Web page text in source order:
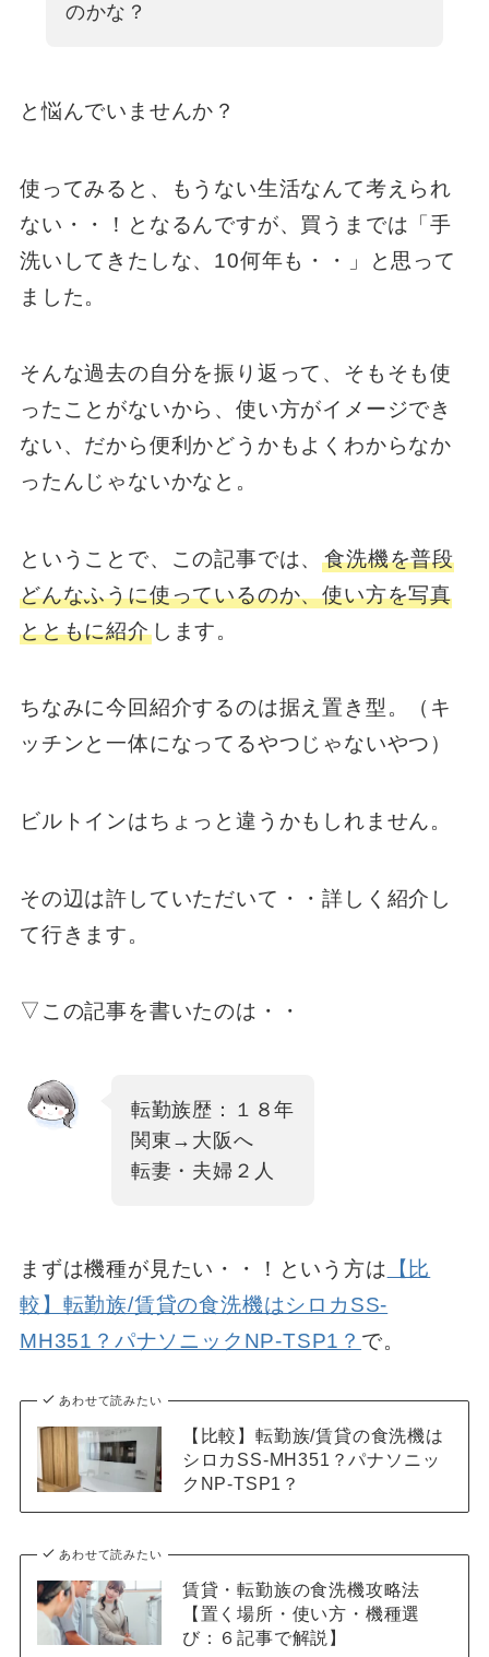
のかな？
と悩んでいませんか？
使ってみると、もうない生活なんて考えられ
ない・・！となるんですが、買うまでは「手
洗いしてきたしな、10何年も・・」と思って
ました。
そんな過去の自分を振り返って、そもそも使
ったことがないから、使い方がイメージでき
ない、だから便利かどうかもよくわからなか
ったんじゃないかなと。
ということで、この記事では、食洗機を普段
どんなふうに使っているのか、使い方を写真
とともに紹介します。
ちなみに今回紹介するのは据え置き型。（キ
ッチンと一体になってるやつじゃないやつ）
ビルトインはちょっと違うかもしれません。
その辺は許していただいて・・詳しく紹介し
て行きます。
▽この記事を書いたのは・・
転勤族歴：１８年
関東→大阪へ
転妻・夫婦２人
まずは機種が見たい・・！という方は 【比
較】転勤族/賃貸の食洗機はシロカSS-
MH351？パナソニックNP-TSP1？ で。
あわせて読みたい
【比較】転勤族/賃貸の食洗機は
シロカSS-MH351？パナソニッ
クNP-TSP1？
あわせて読みたい
賃貸・転勤族の食洗機攻略法
【置く場所・使い方・機種選
び：６記事で解説】